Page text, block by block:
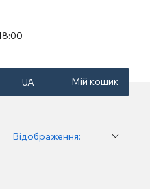
UA Мій кошик
Відображення: